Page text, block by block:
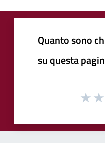
Quanto sono
su questa